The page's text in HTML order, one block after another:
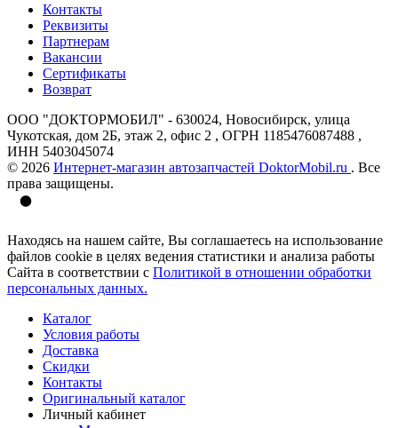
Контакты
Реквизиты
Партнерам
Вакансии
Сертификаты
Возврат
ООО "ДОКТОРМОБИЛ" - 630024, Новосибирск, улица
Чукотская, дом 2Б, этаж 2, офис 2 , ОГРН 1185476087488 ,
ИНН 5403045074
© 2026 Интернет-магазин автозапчастей DoktorMobil.ru . Все
права защищены.
Находясь на нашем сайте, Вы соглашаетесь на использование
файлов cookie в целях ведения статистики и анализа работы
Сайта в соответствии с Политикой в отношении обработки
персональных данных.
Каталог
Условия работы
Доставка
Скидки
Контакты
Оригинальный каталог
Личный кабинет